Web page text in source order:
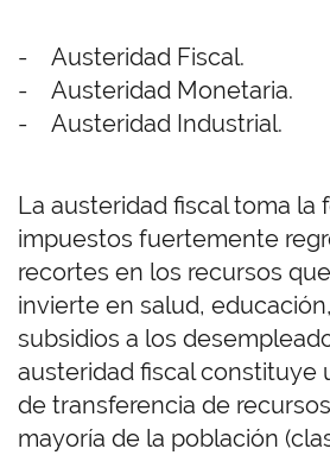
- Austeridad Fiscal.
- Austeridad Monetaria.
- Austeridad Industrial.
La austeridad fiscal toma la
impuestos fuertemente
recortes en los recursos
invierte en salud,
subsidios a los
austeridad fiscal constituye
de transferencia de
mayoría de la población